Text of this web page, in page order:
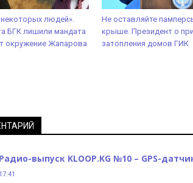
людей».
БГК лишили мандата
окружение Жапарова
Не оставляйте
крыше. Президент о
затопления домов ГИК
Радио-выпуск KLOOP.KG №10 – GPS-
17:41